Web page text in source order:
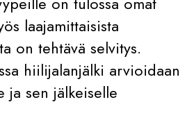
laajamittaisista
on tehtävä selvitys.
hiilijalanjälki arvioidaan
ja sen jälkeiselle